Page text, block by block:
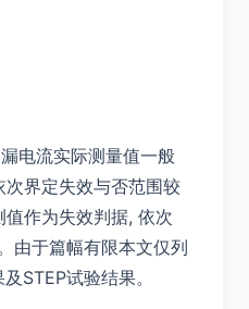
电流实际测量值一般
界定失效与否范围较
作为失效判据, 依次
由于篇幅有限本文仅列
STEP试验结果。